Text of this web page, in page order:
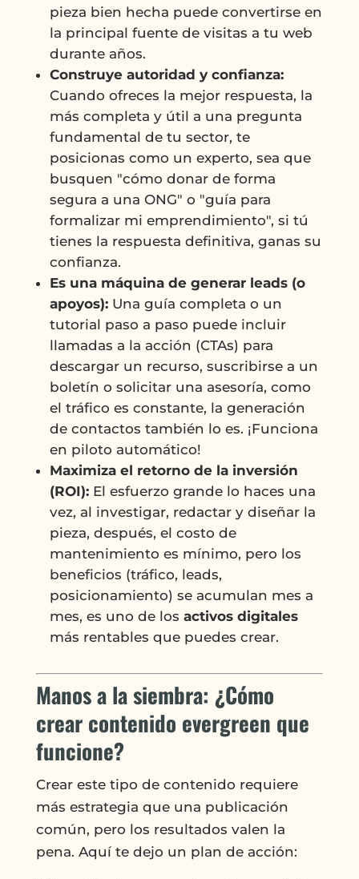
pieza bien hecha puede convertirse en
la principal fuente de visitas a tu web
durante años.
Construye autoridad y confianza:
Cuando ofreces la mejor respuesta, la
más completa y útil a una pregunta
fundamental de tu sector, te
posicionas como un experto, sea que
busquen "cómo donar de forma
segura a una ONG" o "guía para
formalizar mi emprendimiento", si tú
tienes la respuesta definitiva, ganas su
confianza.
Es una máquina de generar leads (o
apoyos):Una guía completa o un
tutorial paso a paso puede incluir
llamadas a la acción (CTAs) para
descargar un recurso, suscribirse a un
boletín o solicitar una asesoría, como
el tráfico es constante, la generación
de contactos también lo es. ¡Funciona
en piloto automático!
Maximiza el retorno de la inversión
(ROI):El esfuerzo grande lo haces una
vez, al investigar, redactar y diseñar la
pieza, después, el costo de
mantenimiento es mínimo, pero los
beneficios (tráfico, leads,
posicionamiento) se acumulan mes a
mes, es uno de los activos digitales
más rentables que puedes crear.
Manos a la siembra: ¿Cómo
crear contenido evergreen que
funcione?
Crear este tipo de contenido requiere
más estrategia que una publicación
común, pero los resultados valen la
pena. Aquí te dejo un plan de acción: